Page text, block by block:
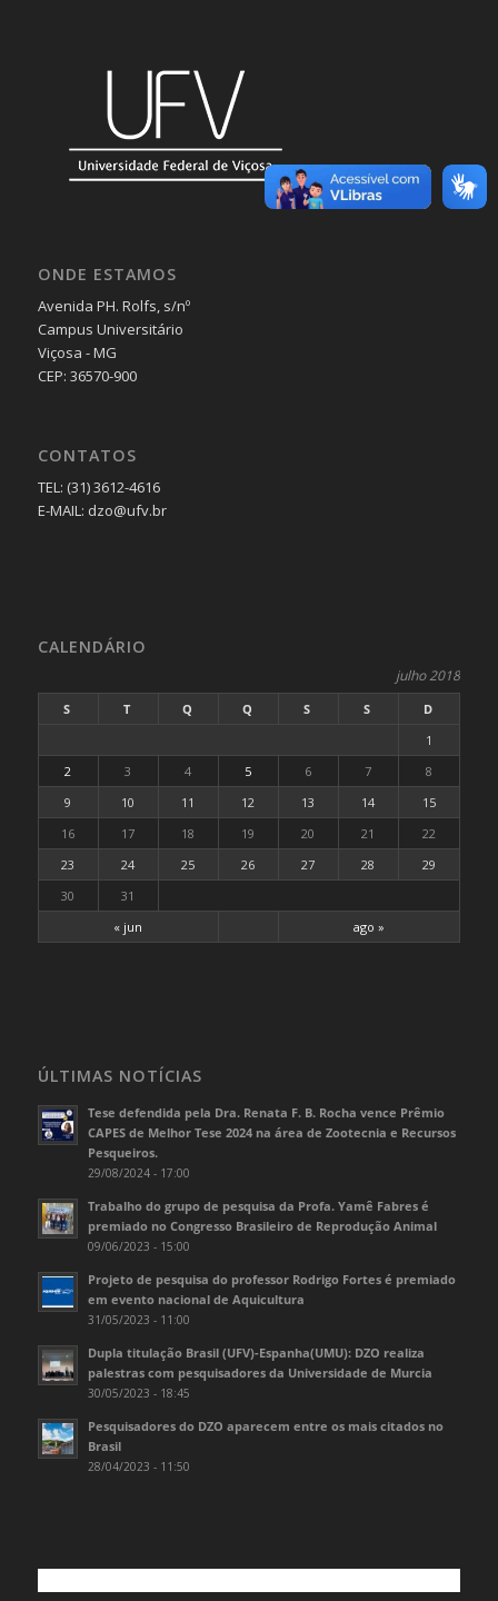
ONDE ESTAMOS
Avenida PH. Rolfs, s/nº
Campus Universitário
Viçosa - MG
CEP: 36570-900
CONTATOS
TEL: (31) 3612-4616
E-MAIL: dzo@ufv.br
CALENDÁRIO
julho 2018
S T Q Q S S D
« jun ago »
1
2
3 4 5 6 7
8
9
10 11 12 13 14
15
16
17 18 19 20 21
22
23
24 25 26 27 28
29
30
31
ÚLTIMAS NOTÍCIAS
Tese defendida pela Dra. Renata F. B. Rocha vence Prêmio
CAPES de Melhor Tese 2024 na área de Zootecnia e Recursos
Pesqueiros.
29/08/2024 - 17:00
Trabalho do grupo de pesquisa da Profa. Yamê Fabres é
premiado no Congresso Brasileiro de Reprodução Animal
09/06/2023 - 15:00
Projeto de pesquisa do professor Rodrigo Fortes é premiado
em evento nacional de Aquicultura
31/05/2023 - 11:00
Dupla titulação Brasil (UFV)-Espanha(UMU): DZO realiza
palestras com pesquisadores da Universidade de Murcia
30/05/2023 - 18:45
Pesquisadores do DZO aparecem entre os mais citados no
Brasil
28/04/2023 - 11:50